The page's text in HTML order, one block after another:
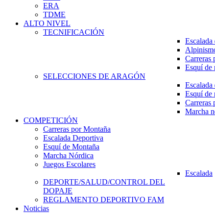
ERA
TDME
ALTO NIVEL
TECNIFICACIÓN
Escalada
Carreras
Esquí de
SELECCIONES DE ARAGÓN
Escalada
Esquí de
Carreras
Marcha
COMPETICIÓN
Carreras por Montaña
Escalada Deportiva
Esquí de Montaña
Marcha Nórdica
Juegos Escolares
Escalada
DEPORTE/SALUD/CONTROL DEL
DOPAJE
REGLAMENTO DEPORTIVO FAM
Noticias